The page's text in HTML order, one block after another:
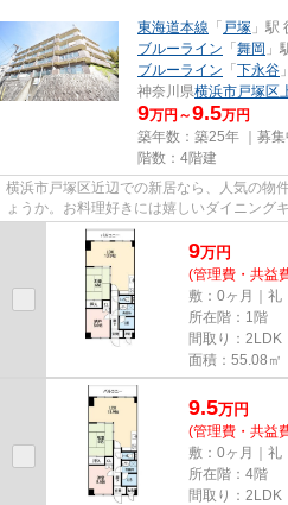
東海道本線 「 戸塚 」駅
ブルーライン 「 舞岡 」
ブルーライン 「 下永谷
神奈川県横浜市戸塚区
9万円～9.5万円
築年数：築25年 ｜募集
階数：4階建
横浜市戸塚区近辺での新居なら、人気の物
ょうか。お料理好きには嬉しいダイニング
す。耐久性の高いRC構造の住...
9万円
(管理費・共益
敷：0ヶ月｜礼
所在階：1階
間取り：2LDK
面積：55.08㎡
9.5万円
(管理費・共益
敷：0ヶ月｜礼
所在階：4階
間取り：2LDK